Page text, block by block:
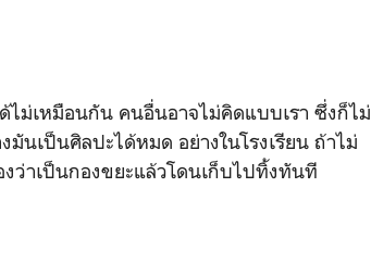
ไม่เหมือนกัน คนอื่นอาจไม่คิดแบบเรา ซึ่งก็ไม่
มันเป็นศิลปะได้หมด อย่างในโรงเรียน ถ้าไม่
งว่าเป็นกองขยะแล้วโดนเก็บไปทิ้งทันที